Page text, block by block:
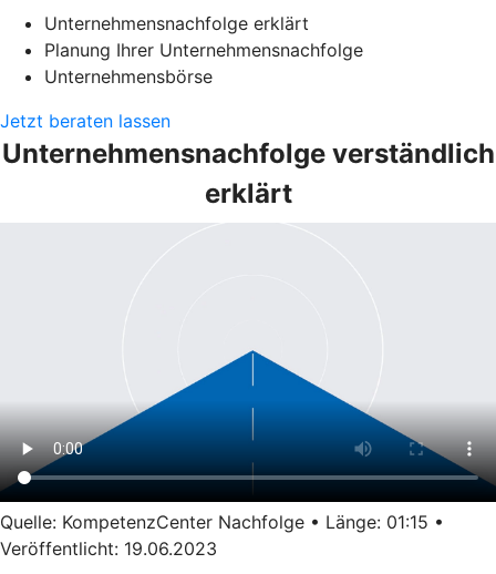
Unternehmensnachfolge erklärt
Planung Ihrer Unternehmensnachfolge
Unternehmensbörse
Jetzt beraten lassen
Unternehmensnachfolge verständlich
erklärt
Quelle: KompetenzCenter Nachfolge • Länge: 01:15 •
Veröffentlicht: 19.06.2023